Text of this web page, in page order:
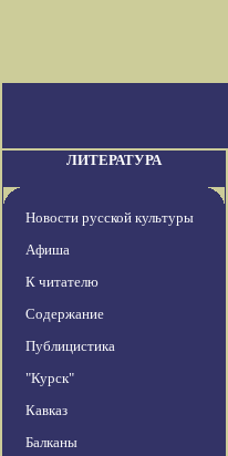
ЛИТЕРАТУРА
Новости русской культуры
Афиша
К читателю
Содержание
Публицистика
"Курск"
Кавказ
Балканы